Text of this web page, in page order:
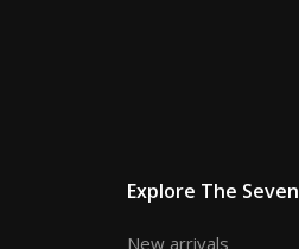
Explore The Seven
New arrivals